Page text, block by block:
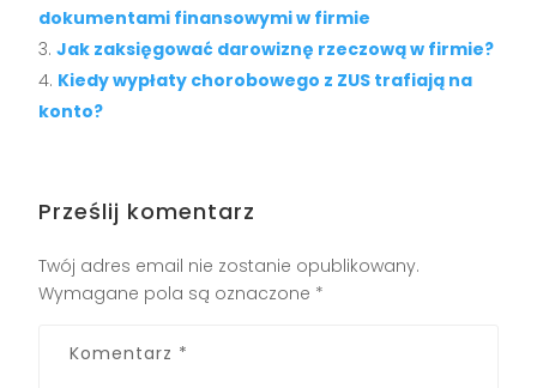
dokumentami finansowymi w firmie
Jak zaksięgować darowiznę rzeczową w firmie?
Kiedy wypłaty chorobowego z ZUS trafiają na
konto?
Prześlij komentarz
Twój adres email nie zostanie opublikowany.
Wymagane pola są oznaczone *